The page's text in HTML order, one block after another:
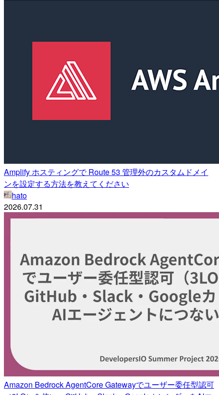
Amplify ホスティングで Route 53 管理外のカスタムドメイ
ンを設定する方法を教えてください
hato
2026.07.31
Amazon Bedrock AgentCore Gatewayでユーザー委任型認可